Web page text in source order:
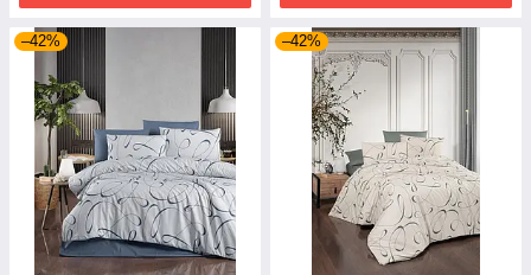
–42% –42%